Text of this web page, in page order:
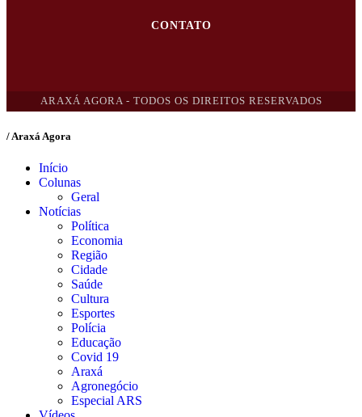
CONTATO
ARAXÁ AGORA - TODOS OS DIREITOS RESERVADOS
/ Araxá Agora
Início
Colunas
Geral
Notícias
Política
Economia
Região
Cidade
Saúde
Cultura
Esportes
Polícia
Educação
Covid 19
Araxá
Agronegócio
Especial ARS